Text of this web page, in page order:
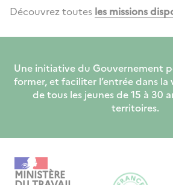
Découvrez toutes les missions
Une initiative du Gouvernement
former, et faciliter l’entrée dans la
de tous les jeunes de 15 à 30
territoires.
MINISTÈRE